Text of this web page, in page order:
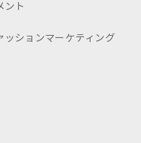
ント
ッションマーケティング